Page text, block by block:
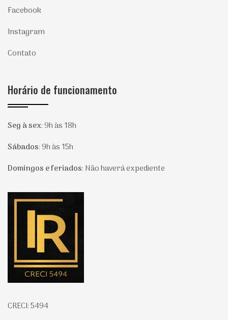
Facebook
Instagram
Contato
Horário de funcionamento
Seg à sex:9h às 18h
Sábados:9h às 15h
Domingos e feriados: Não haverá expediente
Página inicial
CRECI: 5494